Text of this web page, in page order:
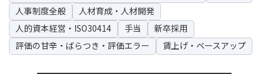
人事制度全般
人材育成・人材開発
人的資本経営・ISO30414
手当
新卒採用
評価の甘辛・ばらつき・評価エラー
賃上げ・ベースアップ